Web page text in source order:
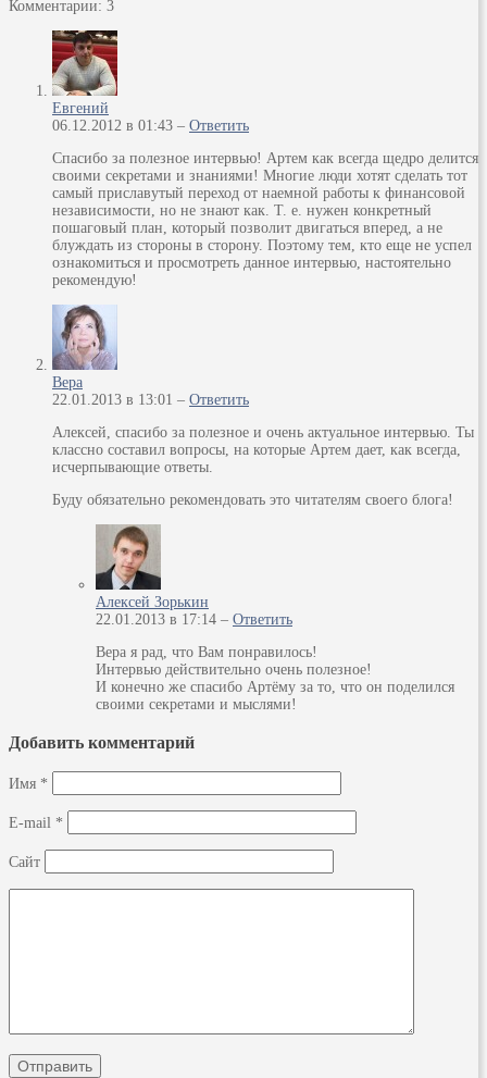
Комментарии: 3
Евгений
06.12.2012 в 01:43 – Ответить
Спасибо за полезное интервью! Артем как всегда щедро делится
своими секретами и знаниями! Многие люди хотят сделать тот
самый приславутый переход от наемной работы к финансовой
независимости, но не знают как. Т. е. нужен конкретный
пошаговый план, который позволит двигаться вперед, а не
блуждать из стороны в сторону. Поэтому тем, кто еще не успел
ознакомиться и просмотреть данное интервью, настоятельно
рекомендую!
Вера
22.01.2013 в 13:01 – Ответить
Алексей, спасибо за полезное и очень актуальное интервью. Ты
классно составил вопросы, на которые Артем дает, как всегда,
исчерпывающие ответы.
Буду обязательно рекомендовать это читателям своего блога!
Алексей Зорькин
22.01.2013 в 17:14 – Ответить
Вера я рад, что Вам понравилось!
Интервью действительно очень полезное!
И конечно же спасибо Артёму за то, что он поделился
своими секретами и мыслями!
Добавить комментарий
Имя *
E-mail *
Сайт